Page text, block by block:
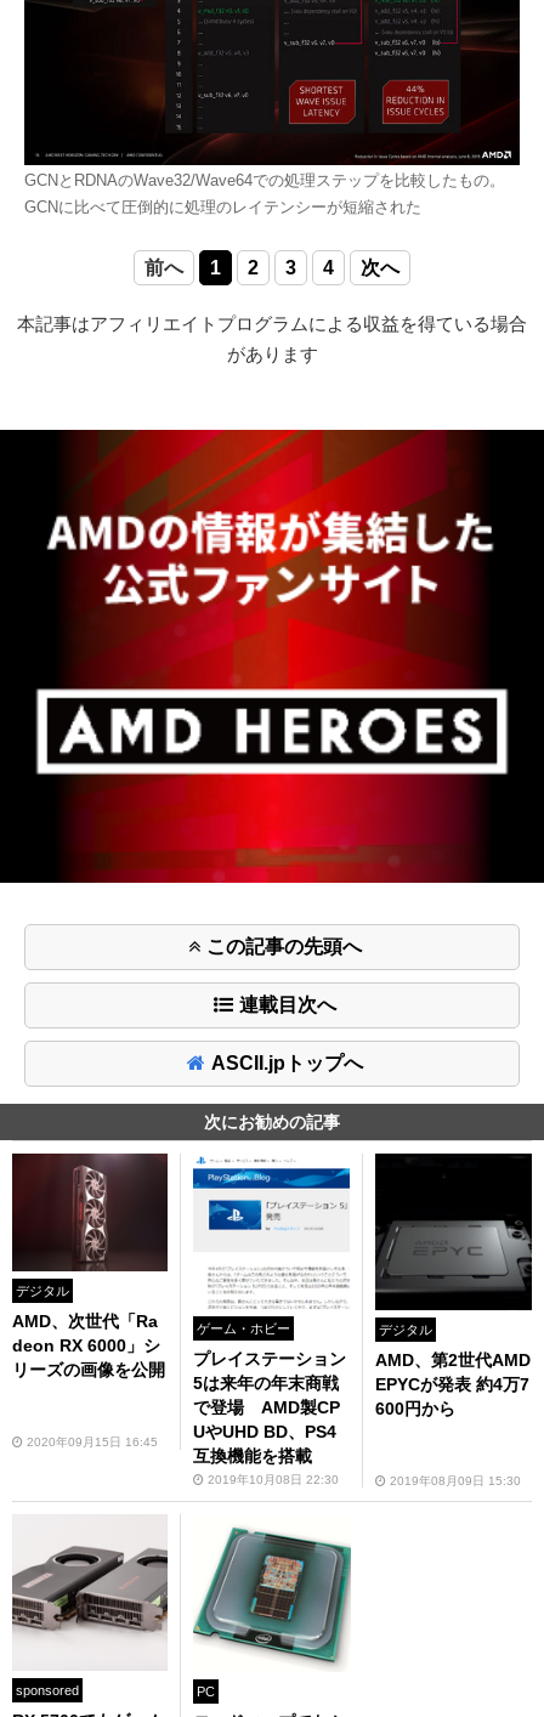
GCNとRDNAのWave32/Wave64での処理ステップを比較したもの。
GCNに比べて圧倒的に処理のレイテンシーが短縮された
前へ 1 2 3 4 次へ
本記事はアフィリエイトプログラムによる収益を得ている場合
があります
この記事の先頭へ
連載目次へ
ASCII.jpトップへ
次にお勧めの記事
デジタル
AMD、次世代「Ra
deon RX 6000」シ
リーズの画像を公開
2020年09月15日 16:45
ゲーム・ホビー
プレイステーション
5は来年の年末商戦
で登場 AMD製CP
UやUHD BD、PS4
互換機能を搭載
2019年10月08日 22:30
デジタル
AMD、第2世代AMD
EPYCが発表 約4万7
600円から
2019年08月09日 15:30
sponsored PC